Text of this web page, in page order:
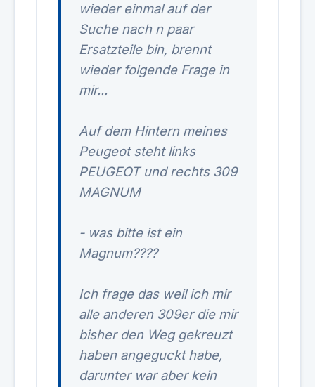
wieder einmal auf der
Suche nach n paar
Ersatzteile bin, brennt
wieder folgende Frage in
mir...
Auf dem Hintern meines
Peugeot steht links
PEUGEOT und rechts 309
MAGNUM
- was bitte ist ein
Magnum????
Ich frage das weil ich mir
alle anderen 309er die mir
bisher den Weg gekreuzt
haben angeguckt habe,
darunter war aber kein